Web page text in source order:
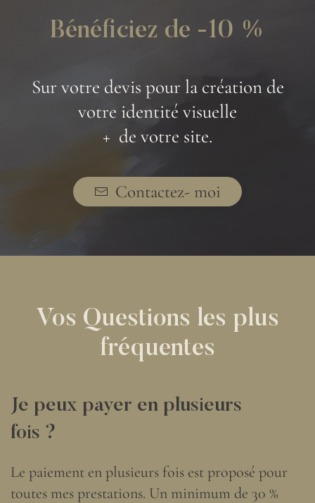
Bénéficiez de -10 %
Sur votre devis pour la création de
votre identité visuelle
+ de votre site.
Contactez- moi
Vos Questions les plus
fréquentes
Je peux payer en plusieurs
fois ?
Le paiement en plusieurs fois est proposé pour
toutes mes prestations. Un minimum de 30 %